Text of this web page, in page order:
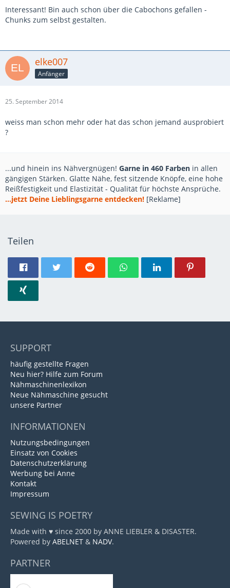
Interessant! Bin auch schon über die Cabochons gefallen -
Chunks zum selbst gestalten.
elke007
Anfänger
25. September 2014
weiss man schon mehr oder hat das schon jemand ausprobiert
?
...und hinein ins Nähvergnügen! Garne in 460 Farben in allen
gängigen Stärken. Glatte Nähe, fest sitzende Knöpfe, eine hohe
Reißfestigkeit und Elastizität - Qualität für höchste Ansprüche.
...jetzt Deine Lieblingsgarne entdecken! [Reklame]
Teilen
SUPPORT
häufig gestellte Fragen
Neu hier? Hilfe zum Forum
Nähmaschinenlexikon
Neue Nähmaschine gesucht
unsere Partner
INFORMATIONEN
Nutzungsbedingungen
Einsatz von Cookies
Datenschutzerklärung
Werbung bei Anne
Kontakt
Impressum
SEWING IS POETRY
Made with ♥ since 2000 by ANNE LIEBLER & DISASTER.
Powered by ABELNET & NADV.
PARTNER